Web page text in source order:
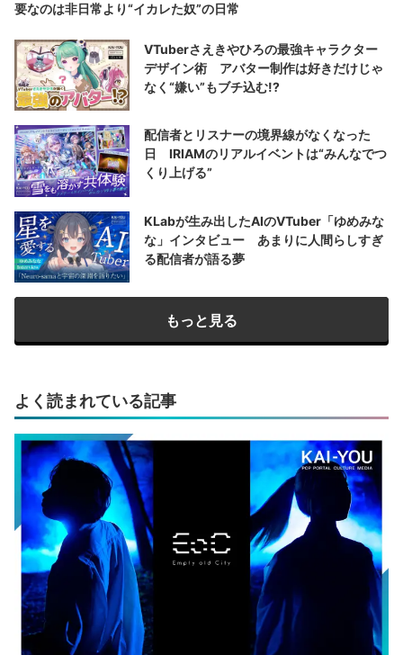
要なのは非日常より“イカレた奴”の日常
VTuberさえきやひろの最強キャラクター
デザイン術 アバター制作は好きだけじゃ
なく“嫌い”もブチ込む!?
配信者とリスナーの境界線がなくなった
日 IRIAMのリアルイベントは“みんなでつ
くり上げる”
KLabが生み出したAIのVTuber「ゆめみな
な」インタビュー あまりに人間らしすぎ
る配信者が語る夢
もっと見る
よく読まれている記事